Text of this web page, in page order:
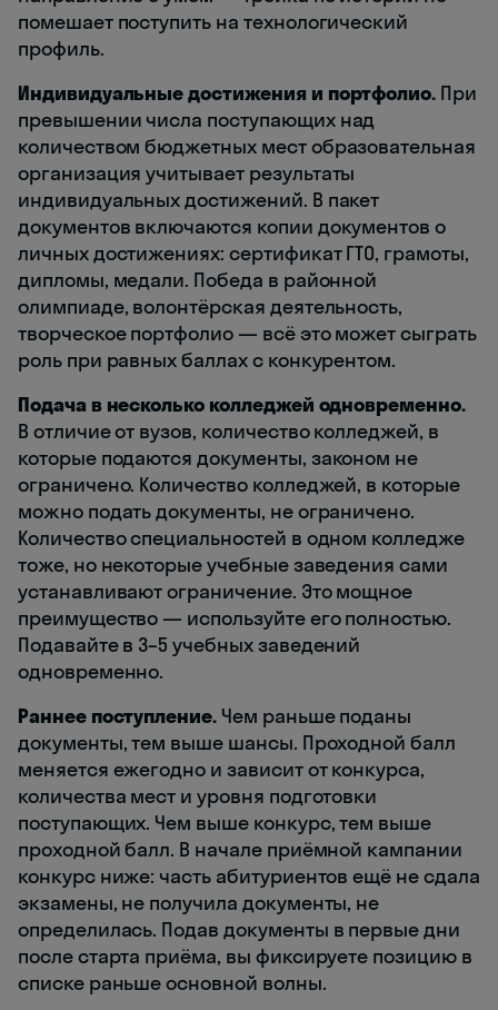
помешает поступить на технологический
профиль.
Индивидуальные достижения и портфолио. При
превышении числа поступающих над
количеством бюджетных мест образовательная
организация учитывает результаты
индивидуальных достижений. В пакет
документов включаются копии документов о
личных достижениях: сертификат ГТО, грамоты,
дипломы, медали. Победа в районной
олимпиаде, волонтёрская деятельность,
творческое портфолио — всё это может сыграть
роль при равных баллах с конкурентом.
Подача в несколько колледжей одновременно.
В отличие от вузов, количество колледжей, в
которые подаются документы, законом не
ограничено. Количество колледжей, в которые
можно подать документы, не ограничено.
Количество специальностей в одном колледже
тоже, но некоторые учебные заведения сами
устанавливают ограничение. Это мощное
преимущество — используйте его полностью.
Подавайте в 3–5 учебных заведений
одновременно.
Раннее поступление. Чем раньше поданы
документы, тем выше шансы. Проходной балл
меняется ежегодно и зависит от конкурса,
количества мест и уровня подготовки
поступающих. Чем выше конкурс, тем выше
проходной балл. В начале приёмной кампании
конкурс ниже: часть абитуриентов ещё не сдала
экзамены, не получила документы, не
определилась. Подав документы в первые дни
после старта приёма, вы фиксируете позицию в
списке раньше основной волны.